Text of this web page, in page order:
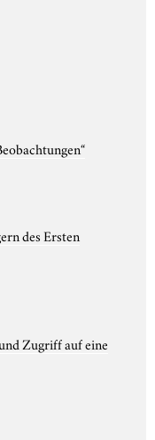
des Ersten
Zugriff auf eine